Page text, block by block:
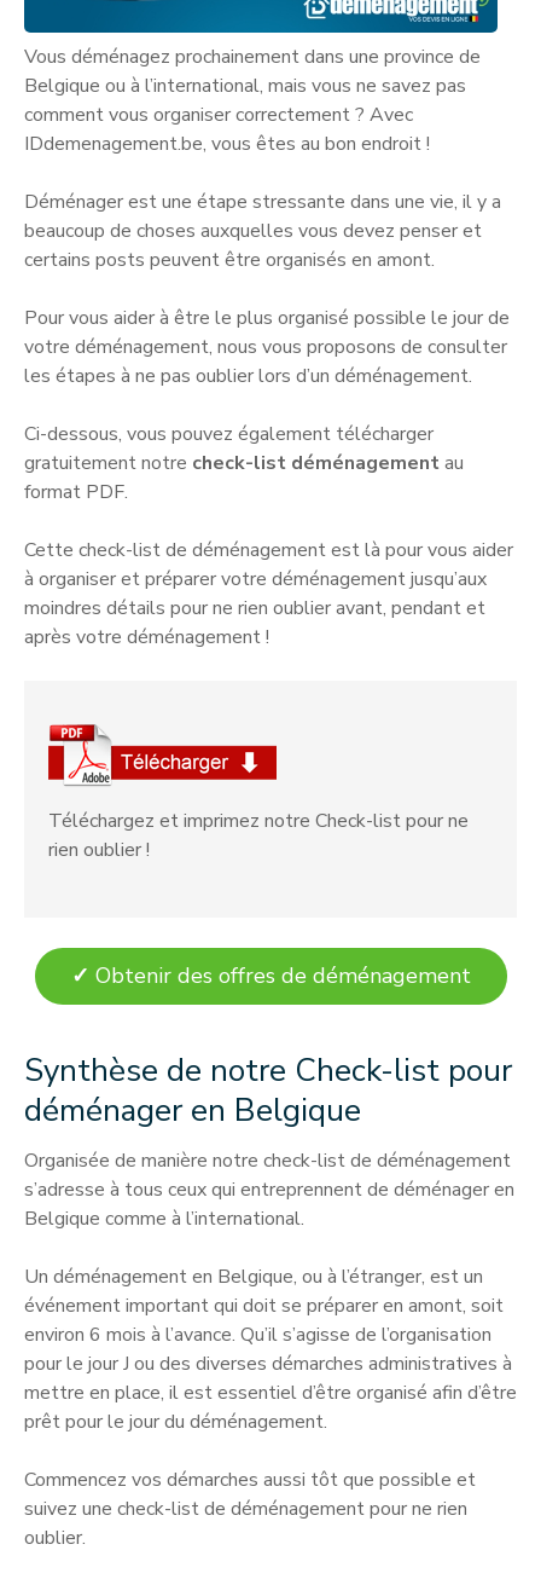
Vous déménagez prochainement dans une province de
Belgique ou à l’international, mais vous ne savez pas
comment vous organiser correctement ? Avec
IDdemenagement.be, vous êtes au bon endroit !
Déménager est une étape stressante dans une vie, il y a
beaucoup de choses auxquelles vous devez penser et
certains posts peuvent être organisés en amont.
Pour vous aider à être le plus organisé possible le jour de
votre déménagement, nous vous proposons de consulter
les étapes à ne pas oublier lors d’un déménagement.
Ci-dessous, vous pouvez également télécharger
gratuitement notre check-list déménagementau
format PDF.
Cette check-list de déménagement est là pour vous aider
à organiser et préparer votre déménagement jusqu’aux
moindres détails pour ne rien oublier avant, pendant et
après votre déménagement !
Téléchargez et imprimez notre Check-list pour ne
rien oublier !
✓ Obtenir des offres de déménagement
Synthèse de notre Check-list pour
déménager en Belgique
Organisée de manière notre check-list de déménagement
s’adresse à tous ceux qui entreprennent de déménager en
Belgique comme à l’international.
Un déménagement en Belgique, ou à l’étranger, est un
événement important qui doit se préparer en amont, soit
environ 6 mois à l’avance. Qu’il s’agisse de l’organisation
pour le jour J ou des diverses démarches administratives à
mettre en place, il est essentiel d’être organisé afin d’être
prêt pour le jour du déménagement.
Commencez vos démarches aussi tôt que possible et
suivez une check-list de déménagement pour ne rien
oublier.